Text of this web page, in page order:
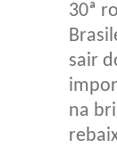
30ª
sair
na